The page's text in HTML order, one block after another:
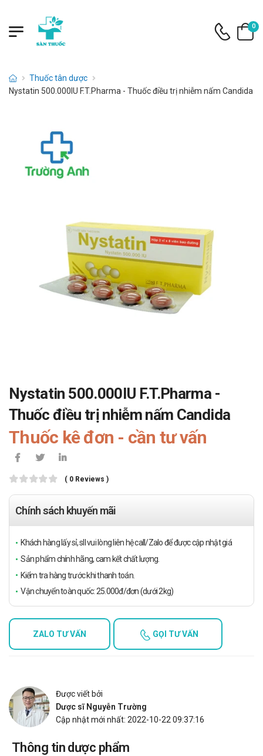
0
Thuốc tân dược
Nystatin 500.000IU F.T.Pharma - Thuốc điều trị nhiễm nấm Candida
Nystatin 500.000IU F.T.Pharma -
Thuốc điều trị nhiễm nấm Candida
Thuốc kê đơn - cần tư vấn
( 0 Reviews )
Chính sách khuyến mãi
Khách hàng lấy sỉ, sll vui lòng liên hệ call/Zalo để được cập nhật giá
Sản phẩm chính hãng, cam kết chất lượng.
Kiểm tra hàng trước khi thanh toán.
Vận chuyển toàn quốc: 25.000đ/đơn (dưới 2kg)
ZALO TƯ VẤN GỌI TƯ VẤN
Được viết bởi
Dược sĩ Nguyễn Trường
Cập nhật mới nhất: 2022-10-22 09:37:16
Thông tin dược phẩm